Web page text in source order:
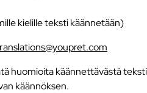
kielille teksti käännetään)
huomioita käännettävästä
käännöksen.